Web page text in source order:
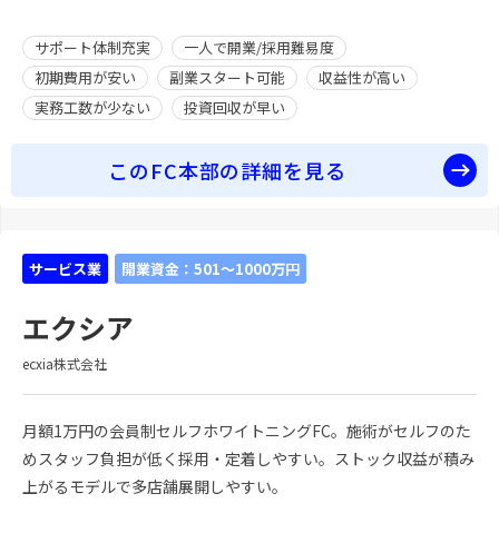
サポート体制充実
一人で開業/採用難易度
初期費用が安い
副業スタート可能
収益性が高い
実務工数が少ない
投資回収が早い
このFC本部の詳細を見る
サービス業 開業資金：501～1000万円
エクシア
ecxia株式会社
月額1万円の会員制セルフホワイトニングFC。施術がセルフのた
めスタッフ負担が低く採用・定着しやすい。ストック収益が積み
上がるモデルで多店舗展開しやすい。